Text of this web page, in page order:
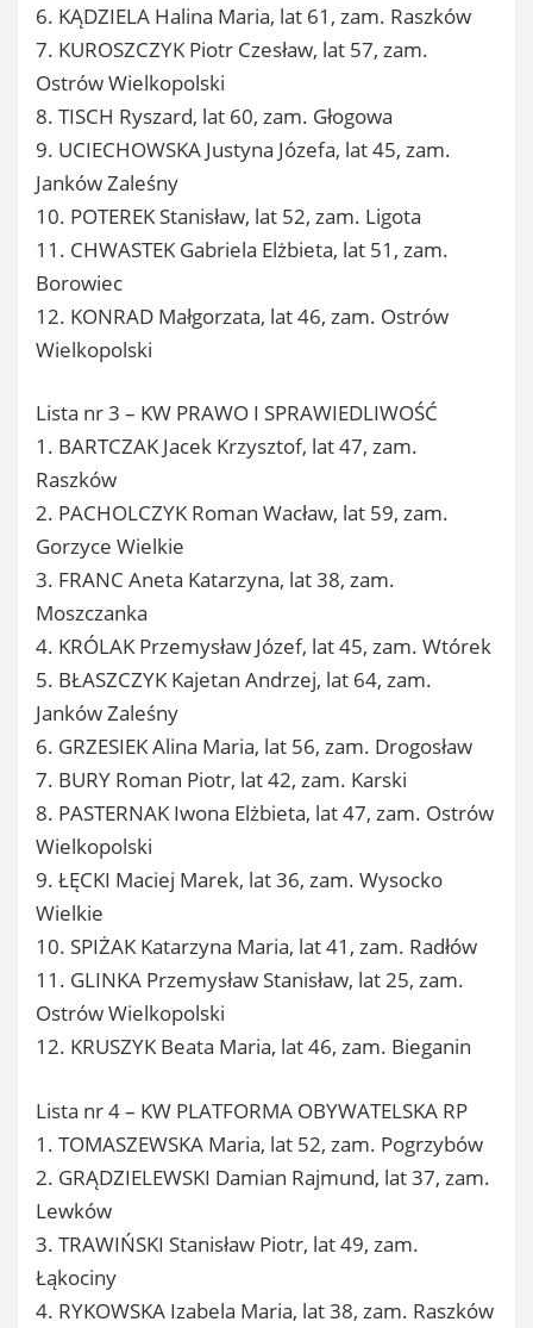
6. KĄDZIELA Halina Maria, lat 61, zam. Raszków
7. KUROSZCZYK Piotr Czesław, lat 57, zam.
Ostrów Wielkopolski
8. TISCH Ryszard, lat 60, zam. Głogowa
9. UCIECHOWSKA Justyna Józefa, lat 45, zam.
Janków Zaleśny
10. POTEREK Stanisław, lat 52, zam. Ligota
11. CHWASTEK Gabriela Elżbieta, lat 51, zam.
Borowiec
12. KONRAD Małgorzata, lat 46, zam. Ostrów
Wielkopolski
Lista nr 3 – KW PRAWO I SPRAWIEDLIWOŚĆ
1. BARTCZAK Jacek Krzysztof, lat 47, zam.
Raszków
2. PACHOLCZYK Roman Wacław, lat 59, zam.
Gorzyce Wielkie
3. FRANC Aneta Katarzyna, lat 38, zam.
Moszczanka
4. KRÓLAK Przemysław Józef, lat 45, zam. Wtórek
5. BŁASZCZYK Kajetan Andrzej, lat 64, zam.
Janków Zaleśny
6. GRZESIEK Alina Maria, lat 56, zam. Drogosław
7. BURY Roman Piotr, lat 42, zam. Karski
8. PASTERNAK Iwona Elżbieta, lat 47, zam. Ostrów
Wielkopolski
9. ŁĘCKI Maciej Marek, lat 36, zam. Wysocko
Wielkie
10. SPIŻAK Katarzyna Maria, lat 41, zam. Radłów
11. GLINKA Przemysław Stanisław, lat 25, zam.
Ostrów Wielkopolski
12. KRUSZYK Beata Maria, lat 46, zam. Bieganin
Lista nr 4 – KW PLATFORMA OBYWATELSKA RP
1. TOMASZEWSKA Maria, lat 52, zam. Pogrzybów
2. GRĄDZIELEWSKI Damian Rajmund, lat 37, zam.
Lewków
3. TRAWIŃSKI Stanisław Piotr, lat 49, zam.
Łąkociny
4. RYKOWSKA Izabela Maria, lat 38, zam. Raszków